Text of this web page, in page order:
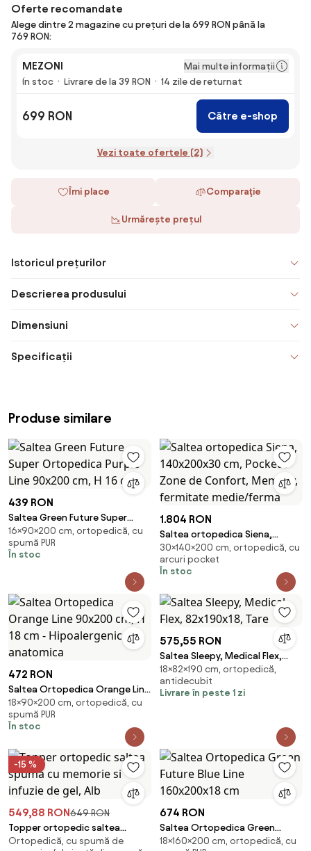
Oferte recomandate
Alege dintre 2 magazine cu prețuri de la 699 RON până la
769 RON:
MEZONI
Mai multe informații
În stoc
Livrare de la 39 RON 14 zile de returnat
699 RON Către e-shop
Vezi toate ofertele (2)
Îmi place Comparaţie
Urmărește prețul
Istoricul prețurilor
Descrierea produsului
Dimensiuni
Specificații
Produse similare
439 RON
Saltea Green Future Super
Ortopedica Purple Line 90x200
cm, H 16 cm
16×90×200 cm, ortopedică, cu
spumă PUR
În stoc
1.804 RON
Saltea ortopedica Siena,
140x200x30 cm, Pocket 7 Zone
de Confort, Memory, fermitate
medie/ferma
30×140×200 cm, ortopedică, cu
arcuri pocket
În stoc
472 RON
Saltea Ortopedica Orange Line
90x200 cm, H 18 cm -
Hipoalergenica, anatomica
18×90×200 cm, ortopedică, cu
spumă PUR
În stoc
575,55 RON
Saltea Sleepy, Medical Flex,
82x190x18, Tare
18×82×190 cm, ortopedică,
antidecubit
Livrare în peste 1 zi
-15 %
549,88 RON649 RON
Topper ortopedic saltea
spuma cu memorie si infuzie de
Ortopedică, cu spumă de
674 RON
Saltea Ortopedica Green
Future Blue Line 160x200x18 cm
18×160×200 cm, ortopedică, cu